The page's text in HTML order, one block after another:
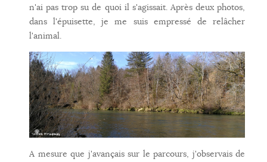
n'ai pas trop su de quoi il s'agissait. Après deux photos,
dans l'épuisette, je me suis empressé de relâcher
l'animal.
A mesure que j'avançais sur le parcours, j'observais de